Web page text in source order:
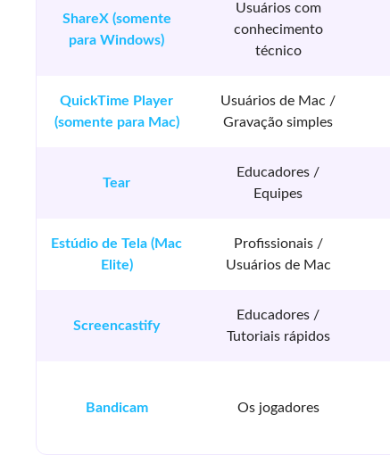
ShareX (somente
para Windows)
Usuários com
conhecimento
técnico
QuickTime Player
(somente para Mac)
Usuários de Mac /
Gravação simples
Tear
Educadores /
Equipes
Estúdio de Tela (Mac
Elite)
Profissionais /
Usuários de Mac
Screencastify
Educadores /
Tutoriais rápidos
Bandicam Os jogadores